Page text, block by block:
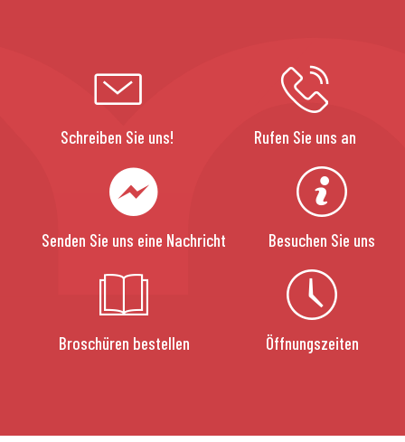
Schreiben Sie uns! Rufen Sie uns an
Senden Sie uns eine Nachricht Besuchen Sie uns
Broschüren bestellen Öffnungszeiten